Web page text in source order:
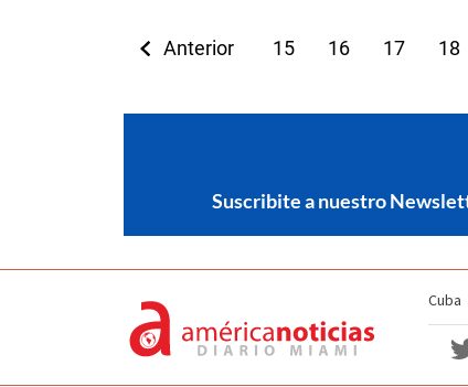
Anterior 15 16 17 18
Suscribite a nuestro
Cuba